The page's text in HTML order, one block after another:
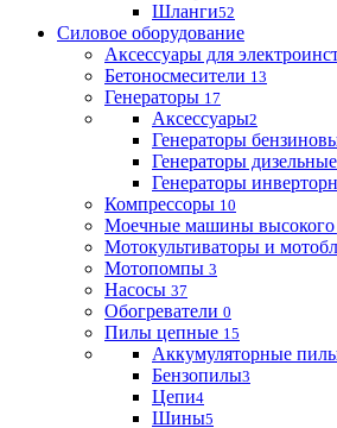
Шланги52
Силовое оборудование
Аксессуары для
Бетоносмесители 13
Генераторы 17
Аксессуары2
Генераторы
Генераторы дизельные
Генераторы
Компрессоры 10
Моечные машины высокого
Мотокультиваторы и
Мотопомпы 3
Насосы 37
Обогреватели 0
Пилы цепные 15
Аккумуляторные
Бензопилы3
Цепи4
Шины5